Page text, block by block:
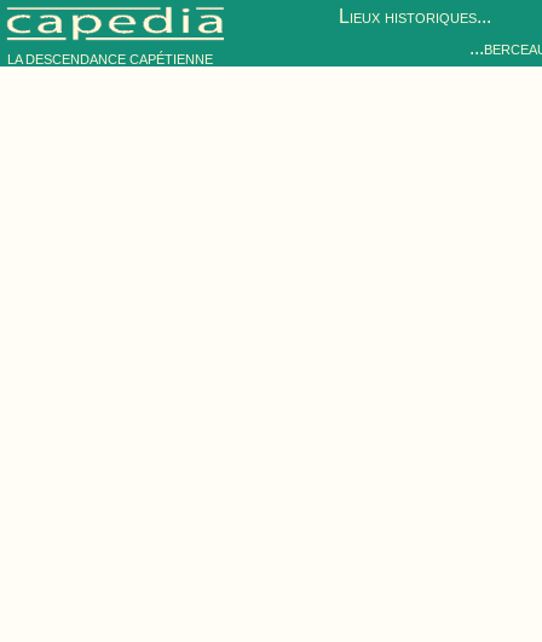
LA DESCENDANCE CAPÉTIENNE
Lieux historiques...